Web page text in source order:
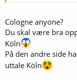
Cologne anyone?
Du skal være bra
Köln
På den andre side
uttale Köln